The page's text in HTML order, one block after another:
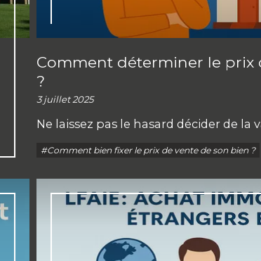
Comment déterminer le prix
?
3 juillet 2025
Ne laissez pas le hasard décider de
#Comment bien fixer le prix de vente de son bien ?